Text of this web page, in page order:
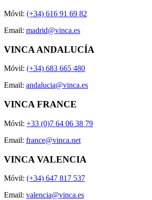
Móvil: (+34) 616 91 69 82
Email: madrid@vinca.es
VINCA ANDALUCÍA
Móvil: (+34) 683 665 480
Email: andalucia@vinca.es
VINCA FRANCE
Móvil: +33 (0)7 64 06 38 79
Email: france@vinca.net
VINCA VALENCIA
Móvil: (+34) 647 817 537
Email: valencia@vinca.es